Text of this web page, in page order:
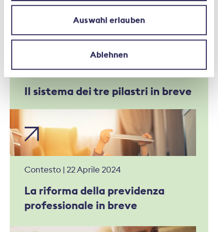
Auswahl erlauben
Ablehnen
Contesto | 22 Aprile 2024
Il sistema dei tre pilastri in breve
Contesto | 22 Aprile 2024
La riforma della previdenza
professionale in breve